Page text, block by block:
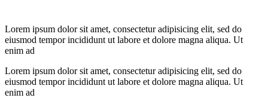
Lorem ipsum dolor sit amet, consectetur adipisicing elit, sed do
eiusmod tempor incididunt ut labore et dolore magna aliqua. Ut
enim ad
Lorem ipsum dolor sit amet, consectetur adipisicing elit, sed do
eiusmod tempor incididunt ut labore et dolore magna aliqua. Ut
enim ad